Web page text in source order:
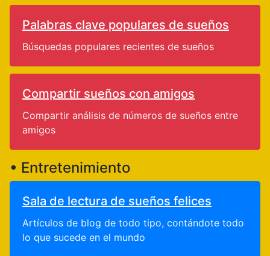
Palabras clave populares de sueños
Búsquedas populares recientes de sueños
Compartir sueños con amigos
Compartir análisis de números de sueños entre
amigos
• Entretenimiento
Sala de lectura de sueños felices
Artículos de blog de todo tipo, contándote todo
lo que sucede en el mundo